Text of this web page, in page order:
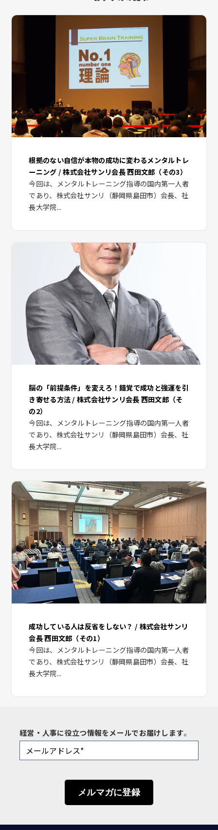
根拠のない自信が本物の成功に変わるメンタルトレ
ーニング / 株式会社サンリ会長 西田文郎（その3）
今回は、メンタルトレーニング指導の国内第一人者
であり、株式会社サンリ（静岡県島田市）会長、社
長大学院...
脳の「前提条件」を変えろ！錯覚で成功と強運を引
き寄せる方法 / 株式会社サンリ会長 西田文郎（そ
の2）
今回は、メンタルトレーニング指導の国内第一人者
であり、株式会社サンリ（静岡県島田市）会長、社
長大学院...
成功している人は反省をしない？ / 株式会社サンリ
会長 西田文郎（その1）
今回は、メンタルトレーニング指導の国内第一人者
であり、株式会社サンリ（静岡県島田市）会長、社
長大学院...
経営・人事に役立つ情報をメールでお届けします。